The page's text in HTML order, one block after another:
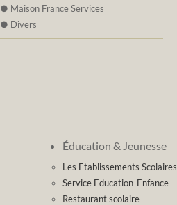
Maison France Services
Divers
Éducation & Jeunesse
Les Etablissements Scolaires
Service Education-Enfance
Restaurant scolaire